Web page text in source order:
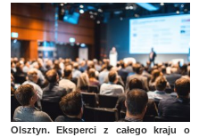
Olsztyn. Eksperci z całego kraju o